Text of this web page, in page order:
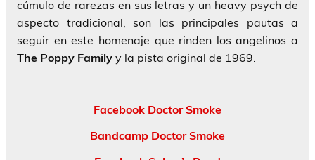
cúmulo de rarezas en sus letras y un heavy psych de
aspecto tradicional, son las principales pautas a
seguir en este homenaje que rinden los angelinos a
The Poppy Family y la pista original de 1969.
Facebook Doctor Smoke
Bandcamp Doctor Smoke